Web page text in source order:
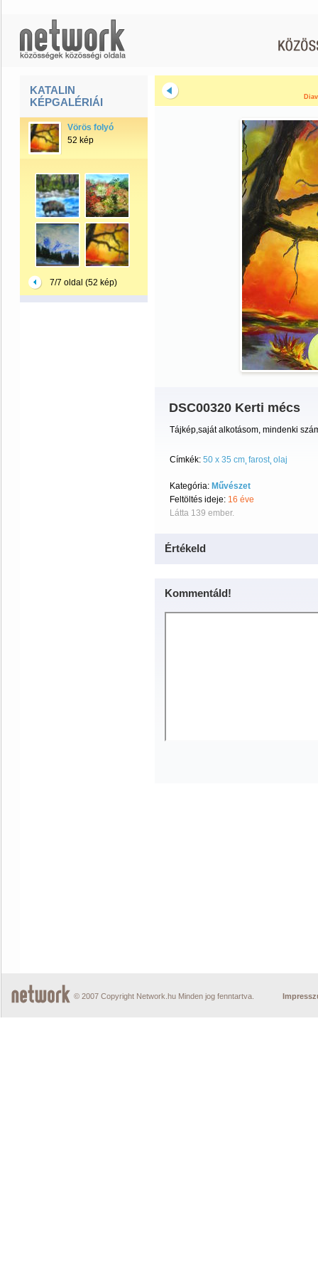
KATALIN
KÉPGALÉRIÁI
Vörös folyó
52 kép
7/7 oldal (52 kép)
DSC00320 Kerti mécs
Tájkép,saját alkotásom, mindenki
Címkék: 50 x 35 cm farost olaj
Kategória: Művészet
Feltöltés ideje: 16 éve
Látta 139 ember.
Értékeld
Kommentáld!
© 2007 Copyright Network.hu Minden jog fenntartva.